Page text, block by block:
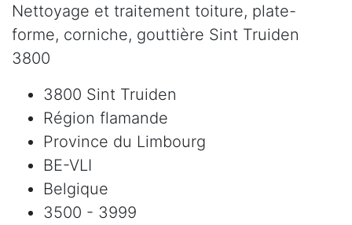
Nettoyage et traitement toiture, plate-
forme, corniche, gouttière Sint Truiden
3800
3800 Sint Truiden
Région flamande
Province du Limbourg
BE-VLI
Belgique
3500 - 3999